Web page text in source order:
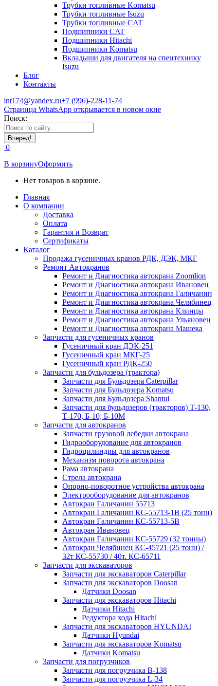
Трубки топливные Komatsu
Трубки топливные Isuzu
Трубки топливные CAT
Подшипники CAT
Подшипники Hitachi
Подшипники Komatsu
Вкладыши для двигателя на спецтехнику
Isuzu
Блог
Контакты
int174@yandex.ru+7 (996)-228-11-74
Страница WhatsApp открывается в новом окне
Поиск:
0
В корзинуОформить
Нет товаров в корзине.
Главная
О компании
Доставка
Оплата
Гарантия и Возврат
Сертификаты
Каталог
Продажа гусеничных кранов РДК, ДЭК, МКГ
Ремонт Автокранов
Ремонт и Диагностика автокрана Zoomlion
Ремонт и Диагностика автокрана Ивановец
Ремонт и Диагностика автокрана Галичанин
Ремонт и Диагностика автокрана Челябинец
Ремонт и Диагностика автокрана Клинцы
Ремонт и Диагностика автокрана Ульяновец
Ремонт и Диагностика автокрана Машека
Запчасти для гусеничных кранов
Гусеничный кран ДЭК-251
Гусеничный кран МКГ-25
Гусеничный кран РДК-250
Запчасти для бульдозера (трактора)
Запчасти для Бульдозера Caterpillar
Запчасти для Бульдозера Komatsu
Запчасти для Бульдозера Shantui
Запчасти для бульдозеров (тракторов) Т-130,
Т-170, Б-10, Б-10М
Запчасти для автокранов
Запчасти грузовой лебедки автокрана
Гидрооборудование для автокранов
Гидроцилиндры для автокранов
Механизм поворота автокрана
Рама автокрана
Стрела автокрана
Опорно-поворотное устройства автокрана
Электрооборудование для автокранов
Автокран Галичанин 55713
Автокран Галичанин КС-55713-1В (25 тонн)
Автокран Галичанин КС-55713-5В
Автокран Ивановец
Автокран Галичанин КС-55729 (32 тонны)
Автокран Челябинец КС-45721 (25 тонн) /
32т КС-55730 / 40т. КС-65711
Запчасти для экскаваторов
Запчасти для экскаваторов Caterpillar
Запчасти для экскаваторов Doosan
Датчики Doosan
Запчасти для экскаваторов Hitachi
Датчики Hitachi
Редуктора хода Hitachi
Запчасти для экскаваторов HYUNDAI
Датчики Hyundai
Запчасти для экскаваторов Komatsu
Датчики Komatsu
Запчасти для погрузчиков
Запчасти для погрузчика B-138
Запчасти для погрузчика L-34